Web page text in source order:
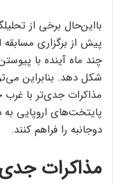
با‌این‌حال برخی از
پیش از برگزاری
چند ماه آینده با
شکل دهد. بنابراین
مذاکرات جدی‌تر با غرب
پایتخت‌های اروپایی به
دوجانبه را فراهم کنند.
مذاکرات